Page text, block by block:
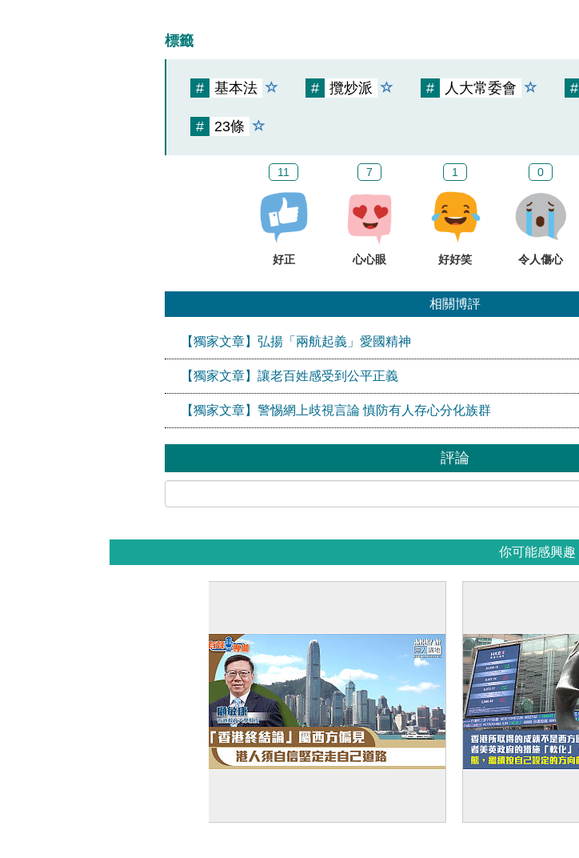
標籤
# 基本法 # 攬炒派 # 人大常委會 #
# 23條
11
好正
7
心心眼
1
好好笑
0
令人傷心
相關博評
【獨家文章】弘揚「兩航起義」愛國精神
【獨家文章】讓老百姓感受到公平正義
【獨家文章】警惕網上歧視言論 慎防有人存心分化族群
評論
你可能感興趣